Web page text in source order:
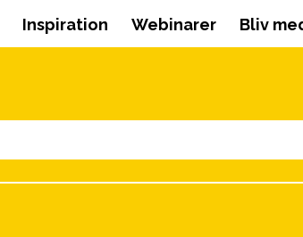
Inspiration Webinarer Bliv